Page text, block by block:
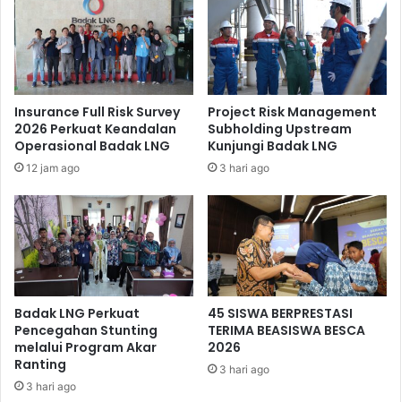
pada bagian tangan.
mengungsi menuju lokasi evakuasi hingga kondisi
dinyatakan kembali normal. Emergency drill ini merupakan
latihan skala kecil yang direncanakan, untuk mengamati
dan mengevaluasi respon para pekerja.
Insurance Full Risk Survey
2026 Perkuat Keandalan
Operasional Badak LNG
12 jam ago
Project Risk Management
Subholding Upstream
Kunjungi Badak LNG
3 hari ago
Badak LNG Perkuat
Pencegahan Stunting
melalui Program Akar
Ranting
3 hari ago
45 SISWA BERPRESTASI
TERIMA BEASISWA BESCA
2026
3 hari ago